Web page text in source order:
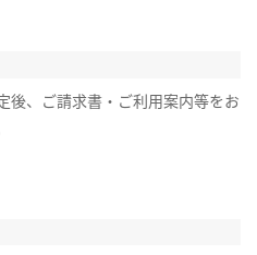
後、ご請求書・ご利用案内等をお